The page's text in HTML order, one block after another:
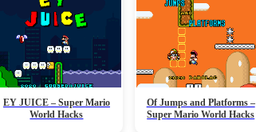
EY JUICE – Super Mario
World Hacks
Of Jumps and Platforms –
Super Mario World Hacks